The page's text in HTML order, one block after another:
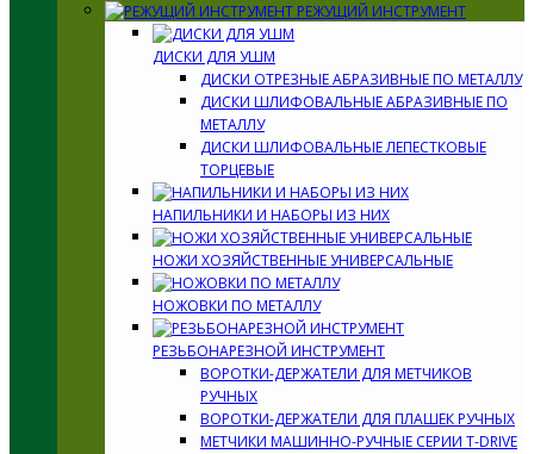
РЕЖУЩИЙ ИНСТРУМЕНТ
ДИСКИ ДЛЯ УШМ
ДИСКИ ОТРЕЗНЫЕ АБРАЗИВНЫЕ ПО МЕТАЛЛУ
ДИСКИ ШЛИФОВАЛЬНЫЕ АБРАЗИВНЫЕ ПО
МЕТАЛЛУ
ДИСКИ ШЛИФОВАЛЬНЫЕ ЛЕПЕСТКОВЫЕ
ТОРЦЕВЫЕ
НАПИЛЬНИКИ И НАБОРЫ ИЗ НИХ
НОЖИ ХОЗЯЙСТВЕННЫЕ УНИВЕРСАЛЬНЫЕ
НОЖОВКИ ПО МЕТАЛЛУ
РЕЗЬБОНАРЕЗНОЙ ИНСТРУМЕНТ
ВОРОТКИ-ДЕРЖАТЕЛИ ДЛЯ МЕТЧИКОВ
РУЧНЫХ
ВОРОТКИ-ДЕРЖАТЕЛИ ДЛЯ ПЛАШЕК РУЧНЫХ
МЕТЧИКИ МАШИННО-РУЧНЫЕ СЕРИИ T-DRIVE